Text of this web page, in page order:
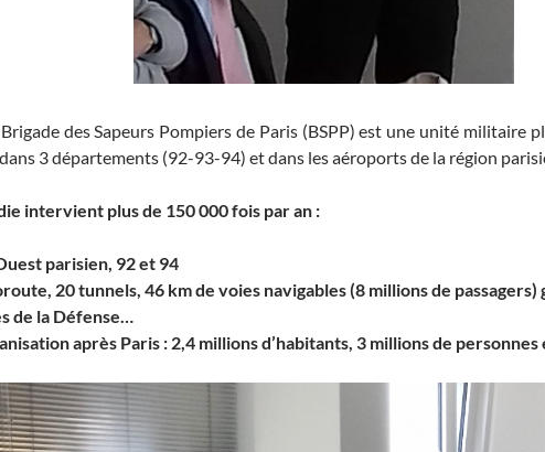
des Sapeurs Pompiers de Paris (BSPP) est une unité militaire
3 départements (92-93-94) et dans les aéroports de la région
intervient plus de 150 000 fois par an :
parisien, 92 et 94
20 tunnels, 46 km de voies navigables (8 millions de
de la Défense…
après Paris : 2,4 millions d’habitants, 3 millions de